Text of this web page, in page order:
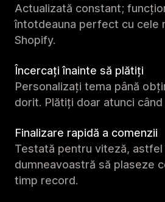
Actualizată constant;
întotdeauna perfect cu cele
Shopify.
Încercați înainte să plătiți
Personalizați tema până
dorit. Plătiți doar atunci
Finalizare rapidă a comenzii
Testată pentru viteză, astfel
dumneavoastră să plaseze
timp record.